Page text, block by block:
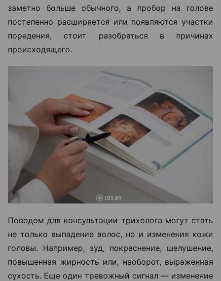
заметно больше обычного, а пробор на голове
постепенно расширяется или появляются участки
поредения, стоит разобраться в причинах
происходящего.
Поводом для консультации трихолога могут стать
не только выпадение волос, но и изменения кожи
головы. Например, зуд, покраснение, шелушение,
повышенная жирность или, наоборот, выраженная
сухость. Еще один тревожный сигнал — изменение